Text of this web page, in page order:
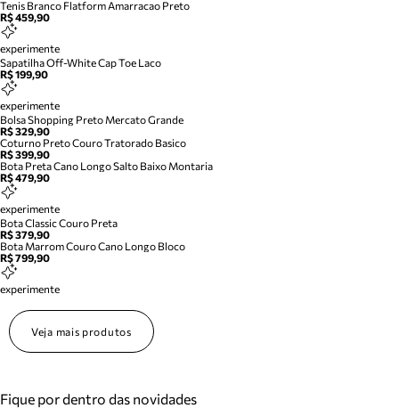
Tenis Branco Flatform Amarracao Preto
R$ 459,90
experimente
Sapatilha Off-White Cap Toe Laco
R$ 199,90
experimente
Bolsa Shopping Preto Mercato Grande
R$ 329,90
Coturno Preto Couro Tratorado Basico
R$ 399,90
Bota Preta Cano Longo Salto Baixo Montaria
R$ 479,90
experimente
Bota Classic Couro Preta
R$ 379,90
Bota Marrom Couro Cano Longo Bloco
R$ 799,90
experimente
Veja mais produtos
Fique por dentro das novidades